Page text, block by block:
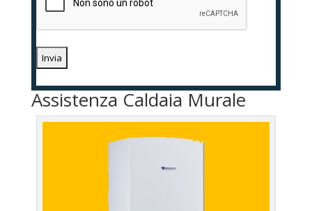
Assistenza Caldaia Murale